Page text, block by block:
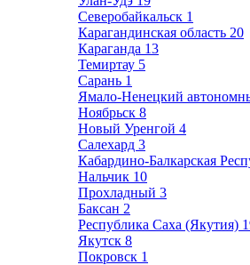
Северобайкальск 1
Карагандинская область 20
Караганда 13
Темиртау 5
Сарань 1
Ямало-Ненецкий
Ноябрьск 8
Новый Уренгой 4
Салехард 3
Кабардино-Балкарская
Нальчик 10
Прохладный 3
Баксан 2
Республика Саха (Якутия)
Якутск 8
Покровск 1